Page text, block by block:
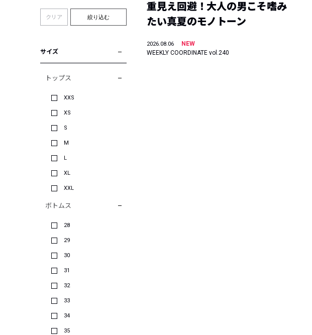
クリア 絞り込む
サイズ
トップス
XXS
XS
S
M
L
XL
XXL
ボトムス
28
29
30
31
32
33
34
35
重見え回避！大人の男こそ嗜み
たい真夏のモノトーン
2026.08.06
NEW
WEEKLY COORDINATE vol.240